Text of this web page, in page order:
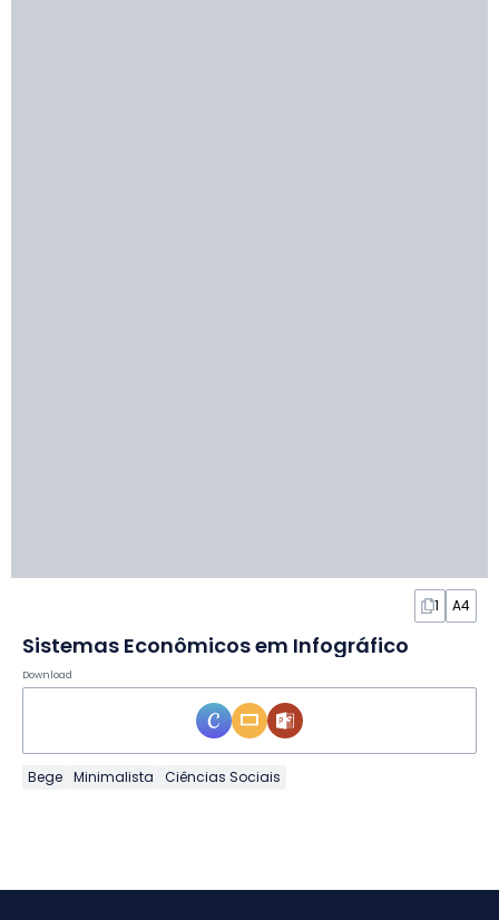
1 A4
Sistemas Econômicos em Infográfico
Download
Bege Minimalista Ciências Sociais